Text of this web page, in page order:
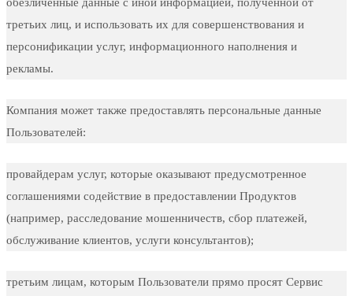
третьих лиц, и использовать их для совершенствования и
персонификации услуг, информационного наполнения и
рекламы.
Компания может также предоставлять персональные данные
Пользователей:
провайдерам услуг, которые оказывают предусмотренное
соглашениями содействие в предоставлении Продуктов
(например, расследование мошенничеств, сбор платежей,
обслуживание клиентов, услуги консультантов);
третьим лицам, которым Пользователи прямо просят Сервис